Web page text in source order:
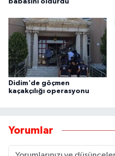
babasını öldürdü
Didim'de göçmen
kaçakçılığı operasyonu
Yorumlar